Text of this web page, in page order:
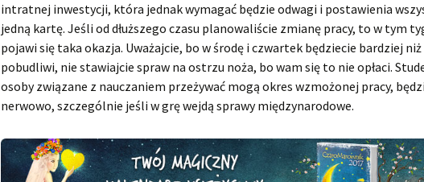
intratnej inwestycji, która jednak wymagać będzie odwagi i postawienia
jedną kartę. Jeśli od dłuższego czasu planowaliście zmianę pracy, to w tym
pojawi się taka okazja. Uważajcie, bo w środę i czwartek będziecie bardziej
pobudliwi, nie stawiajcie spraw na ostrzu noża, bo wam się to nie opłaci.
osoby związane z nauczaniem przeżywać mogą okres wzmożonej pracy,
nerwowo, szczególnie jeśli w grę wejdą sprawy międzynarodowe.